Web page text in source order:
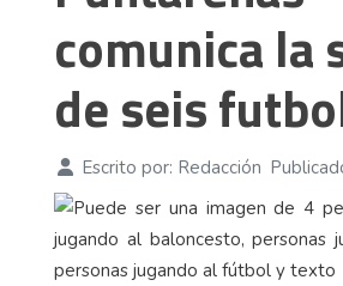
comunica la
de seis
Escrito por: Redacción